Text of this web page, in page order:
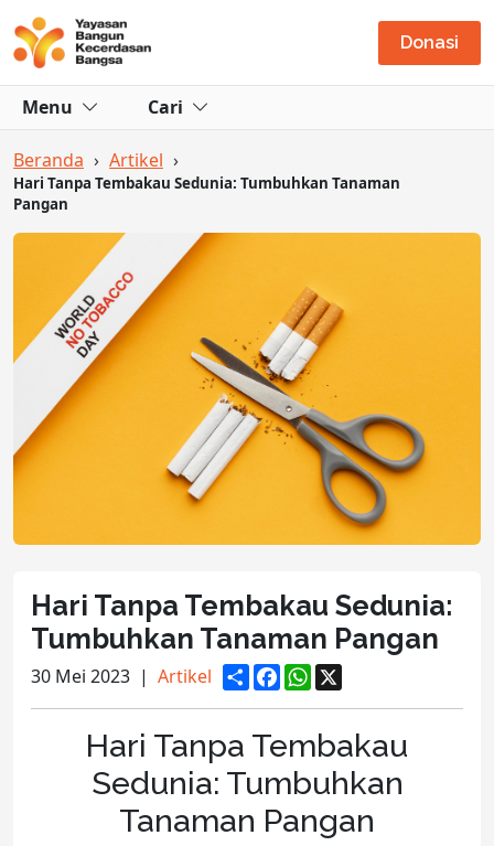
Donasi
Menu Cari
Beranda › Artikel ›
Hari Tanpa Tembakau Sedunia: Tumbuhkan Tanaman
Pangan
Hari Tanpa Tembakau Sedunia:
Tumbuhkan Tanaman Pangan
30 Mei 2023 | Artikel S
h
a
e
F
a
c
b
o
o
k
W
h
a
s
A
p
p
Hari Tanpa Tembakau
Sedunia: Tumbuhkan
Tanaman Pangan